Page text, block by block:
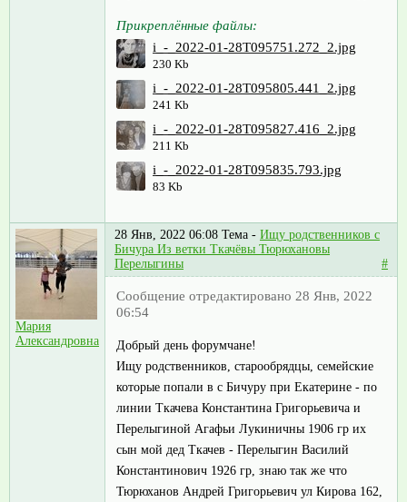
Прикреплённые файлы:
i_-_2022-01-28T095751.272_2.jpg
230 Kb
i_-_2022-01-28T095805.441_2.jpg
241 Kb
i_-_2022-01-28T095827.416_2.jpg
211 Kb
i_-_2022-01-28T095835.793.jpg
83 Kb
Мария
Александровна
28 Янв, 2022 06:08 Тема - Ищу родственников с
Бичура Из ветки Ткачёвы Тюрюхановы
Перелыгины
#
Сообщение отредактировано 28 Янв, 2022
06:54
Добрый день форумчане!
Ищу родственников, старообрядцы, семейские
которые попали в с Бичуру при Екатерине - по
линии Ткачева Константина Григорьевича и
Перелыгиной Агафьи Лукиничны 1906 гр их
сын мой дед Ткачев - Перелыгин Василий
Константинович 1926 гр, знаю так же что
Тюрюханов Андрей Григорьевич ул Кирова 162,